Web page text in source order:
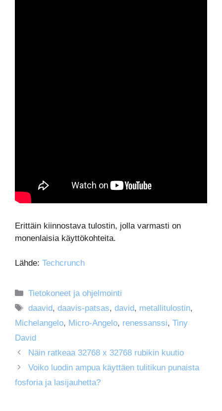
Erittäin kiinnostava tulostin, jolla varmasti on
monenlaisia käyttökohteita.
Lähde: Techcrunch
Kategoriat
Tietokoneet ja ohjelmointi
Avainsanat
daavid,daavis-patsas,david, metallitulostin,
Michelangelo, Micro-Angelo, renessanssi, Tiny
David
Näin ratkeaa 32768 x 32768 rubikin kuutio
Voiko luodin ampua käyttäen tulitikun punaista
fosforia ja lasijauhetta?